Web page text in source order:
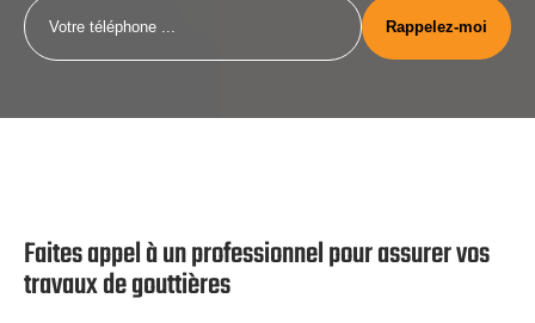
Faites appel à un professionnel pour assurer vos
travaux de gouttières